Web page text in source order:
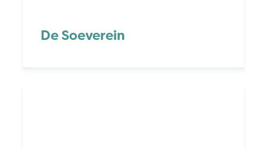
De Soeverein